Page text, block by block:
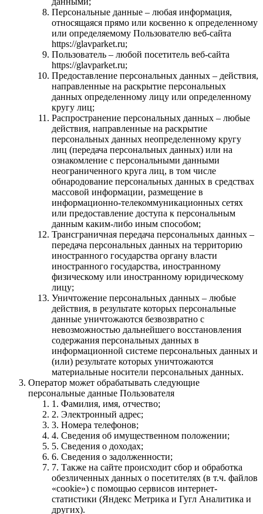
Персональные данные – любая информация,
относящаяся прямо или косвенно к определенному
или определяемому Пользователю веб-сайта
https://glavparket.ru;
Пользователь – любой посетитель веб-сайта
https://glavparket.ru;
Предоставление персональных данных – действия,
направленные на раскрытие персональных
данных определенному лицу или определенному
кругу лиц;
Распространение персональных данных – любые
действия, направленные на раскрытие
персональных данных неопределенному кругу
лиц (передача персональных данных) или на
ознакомление с персональными данными
неограниченного круга лиц, в том числе
обнародование персональных данных в средствах
массовой информации, размещение в
информационно-телекоммуникационных сетях
или предоставление доступа к персональным
данным каким-либо иным способом;
Трансграничная передача персональных данных –
передача персональных данных на территорию
иностранного государства органу власти
иностранного государства, иностранному
физическому или иностранному юридическому
лицу;
Уничтожение персональных данных – любые
действия, в результате которых персональные
данные уничтожаются безвозвратно с
невозможностью дальнейшего восстановления
содержания персональных данных в
информационной системе персональных данных и
(или) результате которых уничтожаются
материальные носители персональных данных.
Оператор может обрабатывать следующие
персональные данные Пользователя
1. Фамилия, имя, отчество;
2. Электронный адрес;
3. Номера телефонов;
4. Сведения об имущественном положении;
5. Cведения о доходах;
6. Сведения о задолженности;
7. Также на сайте происходит сбор и обработка
обезличенных данных о посетителях (в т.ч. файлов
«cookie») с помощью сервисов интернет-
статистики (Яндекс Метрика и Гугл Аналитика и
других).